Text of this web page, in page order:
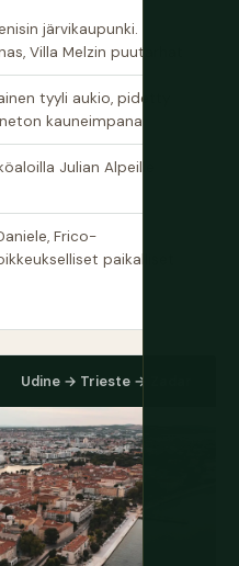
järvikaupunki.
Villa Melzin puutarhat
tyyli aukio, pidetty
kauneimpana
Julian Alpeille
Frico-
paikalliset
Udine → Trieste → Zadar